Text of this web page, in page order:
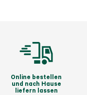
Online bestellen
und nach Hause
liefern lassen